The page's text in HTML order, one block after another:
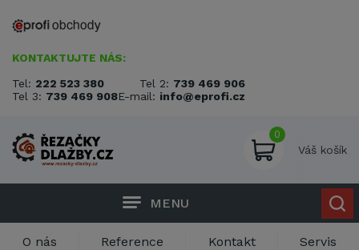
KONTAKTUJTE NÁS:
Tel: 222 523 380 Tel 2: 739 469 906
Tel 3: 739 469 908E-mail: info@eprofi.cz
0
Váš košík
MENU
O nás Reference Kontakt Servis